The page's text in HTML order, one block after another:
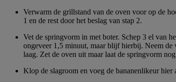
Verwarm de grillstand van de oven voor op de
1 en de rest door het beslag van stap 2.
Vet de springvorm in met boter. Schep 3 el van
ongeveer 1,5 minuut, maar blijf hierbij. Neem de
laag. Zet de oven uit maar laat de springvorm
Klop de slagroom en voeg de bananenlikeur hier